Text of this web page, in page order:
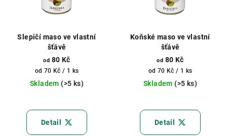
Slepičí maso ve vlastní
šťávě
od 80 Kč
Měrná
cena:
od 70 Kč / 1 ks
Skladem (>5 ks)
Detail
Koňské maso ve vlastní
šťávě
od 80 Kč
Měrná
cena:
od 70 Kč / 1 ks
Skladem (>5 ks)
hodnocení
produktu
Detail